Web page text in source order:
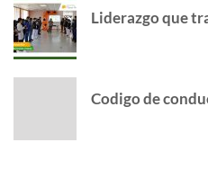
Liderazgo que
Codigo de